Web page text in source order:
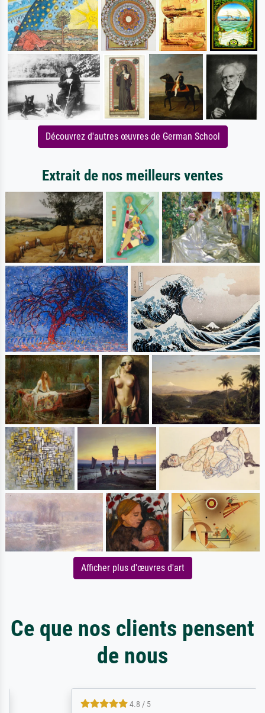
Découvrez d'autres œuvres de German School
Extrait de nos meilleurs ventes
Afficher plus d'œuvres d'art
Ce que nos clients pensent
de nous
4.8 / 5